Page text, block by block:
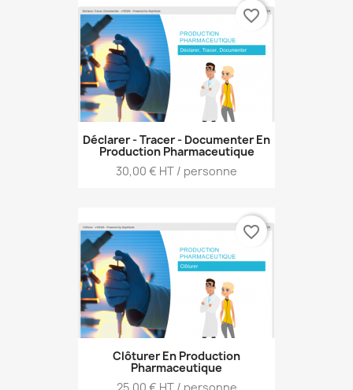
Déclarer - Tracer - Documenter En
Production Pharmaceutique
Prix
30,00 € HT / personne
favorite_border
Clôturer En Production
Pharmaceutique
Prix
favorite_border